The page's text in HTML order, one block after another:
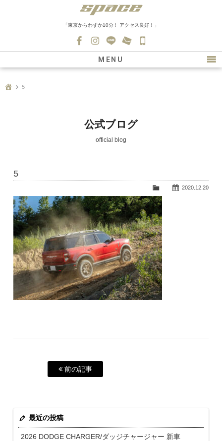
「東京からわずか10分！ アクセス良好！」
0139
MENU
新車情報
在庫車情報
会社紹介
スタッフ募集
5
公式ブログ
official blog
5
2020.12.20
前の記事
最近の投稿
2026 DODGE CHARGER/ダッジチャージャー 新車